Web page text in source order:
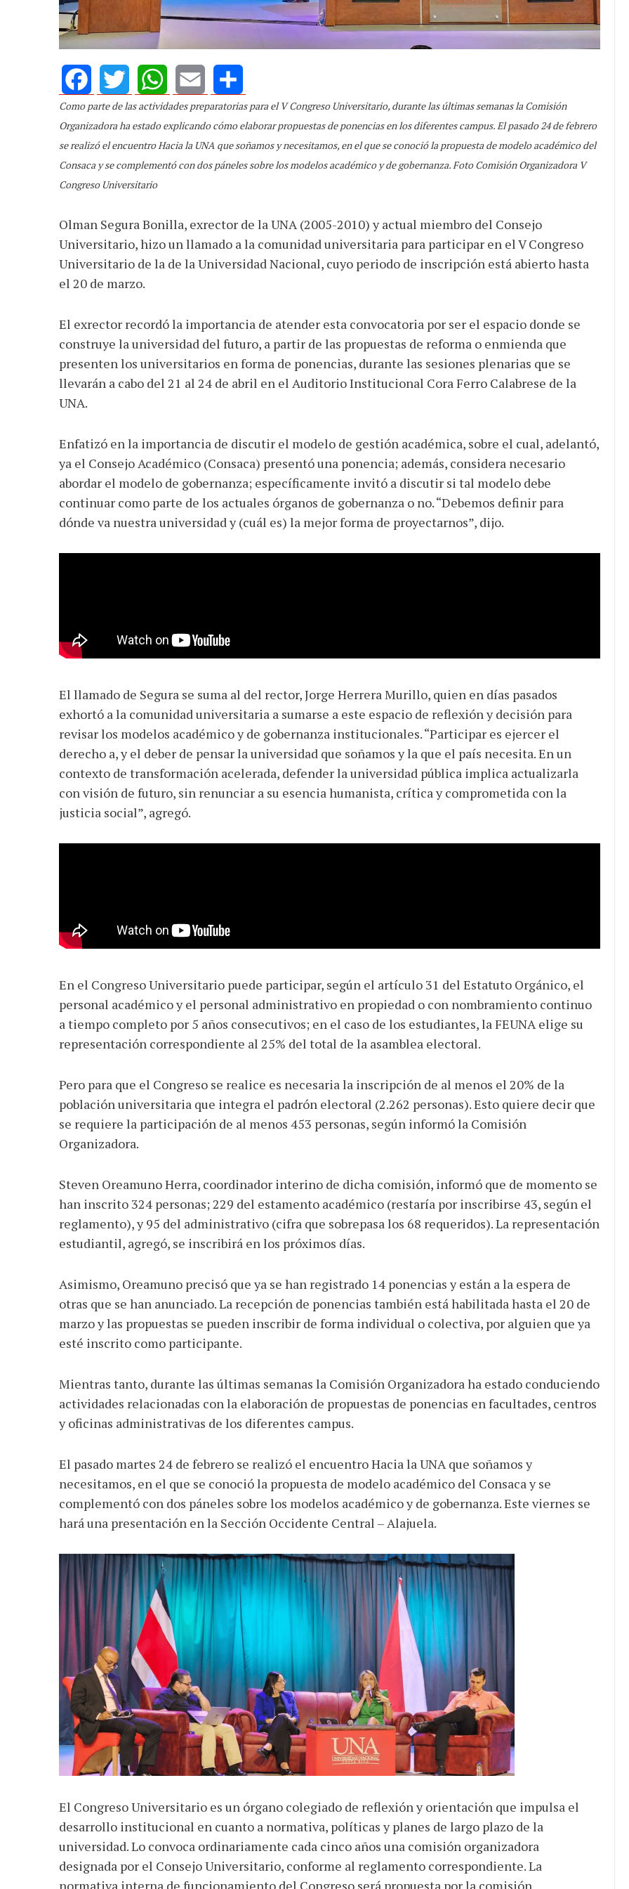
FacebookTwitterWhatsApp
Email Share
Como parte de las actividades preparatorias para el V Congreso Universitario, durante las últimas semanas la Comisión
Organizadora ha estado explicando cómo elaborar propuestas de ponencias en los diferentes campus. El pasado 24 de febrero
se realizó el encuentro Hacia la UNA que soñamos y necesitamos, en el que se conoció la propuesta de modelo académico del
Consaca y se complementó con dos páneles sobre los modelos académico y de gobernanza. Foto Comisión Organizadora V
Congreso Universitario
Olman Segura Bonilla, exrector de la UNA (2005-2010) y actual miembro del Consejo
Universitario, hizo un llamado a la comunidad universitaria para participar en el V Congreso
Universitario de la de la Universidad Nacional, cuyo periodo de inscripción está abierto hasta
el 20 de marzo.
El exrector recordó la importancia de atender esta convocatoria por ser el espacio donde se
construye la universidad del futuro, a partir de las propuestas de reforma o enmienda que
presenten los universitarios en forma de ponencias, durante las sesiones plenarias que se
llevarán a cabo del 21 al 24 de abril en el Auditorio Institucional Cora Ferro Calabrese de la
UNA.
Enfatizó en la importancia de discutir el modelo de gestión académica, sobre el cual, adelantó,
ya el Consejo Académico (Consaca) presentó una ponencia; además, considera necesario
abordar el modelo de gobernanza; específicamente invitó a discutir si tal modelo debe
continuar como parte de los actuales órganos de gobernanza o no. “Debemos definir para
dónde va nuestra universidad y (cuál es) la mejor forma de proyectarnos”, dijo.
El llamado de Segura se suma al del rector, Jorge Herrera Murillo, quien en días pasados
exhortó a la comunidad universitaria a sumarse a este espacio de reflexión y decisión para
revisar los modelos académico y de gobernanza institucionales. “Participar es ejercer el
derecho a, y el deber de pensar la universidad que soñamos y la que el país necesita. En un
contexto de transformación acelerada, defender la universidad pública implica actualizarla
con visión de futuro, sin renunciar a su esencia humanista, crítica y comprometida con la
justicia social”, agregó.
En el Congreso Universitario puede participar, según el artículo 31 del Estatuto Orgánico, el
personal académico y el personal administrativo en propiedad o con nombramiento continuo
a tiempo completo por 5 años consecutivos; en el caso de los estudiantes, la FEUNA elige su
representación correspondiente al 25% del total de la asamblea electoral.
Pero para que el Congreso se realice es necesaria la inscripción de al menos el 20% de la
población universitaria que integra el padrón electoral (2.262 personas). Esto quiere decir que
se requiere la participación de al menos 453 personas, según informó la Comisión
Organizadora.
Steven Oreamuno Herra, coordinador interino de dicha comisión, informó que de momento se
han inscrito 324 personas; 229 del estamento académico (restaría por inscribirse 43, según el
reglamento), y 95 del administrativo (cifra que sobrepasa los 68 requeridos). La representación
estudiantil, agregó, se inscribirá en los próximos días.
Asimismo, Oreamuno precisó que ya se han registrado 14 ponencias y están a la espera de
otras que se han anunciado. La recepción de ponencias también está habilitada hasta el 20 de
marzo y las propuestas se pueden inscribir de forma individual o colectiva, por alguien que ya
esté inscrito como participante.
Mientras tanto, durante las últimas semanas la Comisión Organizadora ha estado conduciendo
actividades relacionadas con la elaboración de propuestas de ponencias en facultades, centros
y oficinas administrativas de los diferentes campus.
El pasado martes 24 de febrero se realizó el encuentro Hacia la UNA que soñamos y
necesitamos, en el que se conoció la propuesta de modelo académico del Consaca y se
complementó con dos páneles sobre los modelos académico y de gobernanza. Este viernes se
hará una presentación en la Sección Occidente Central – Alajuela.
El Congreso Universitario es un órgano colegiado de reflexión y orientación que impulsa el
desarrollo institucional en cuanto a normativa, políticas y planes de largo plazo de la
universidad. Lo convoca ordinariamente cada cinco años una comisión organizadora
designada por el Consejo Universitario, conforme al reglamento correspondiente. La
normativa interna de funcionamiento del Congreso será propuesta por la comisión